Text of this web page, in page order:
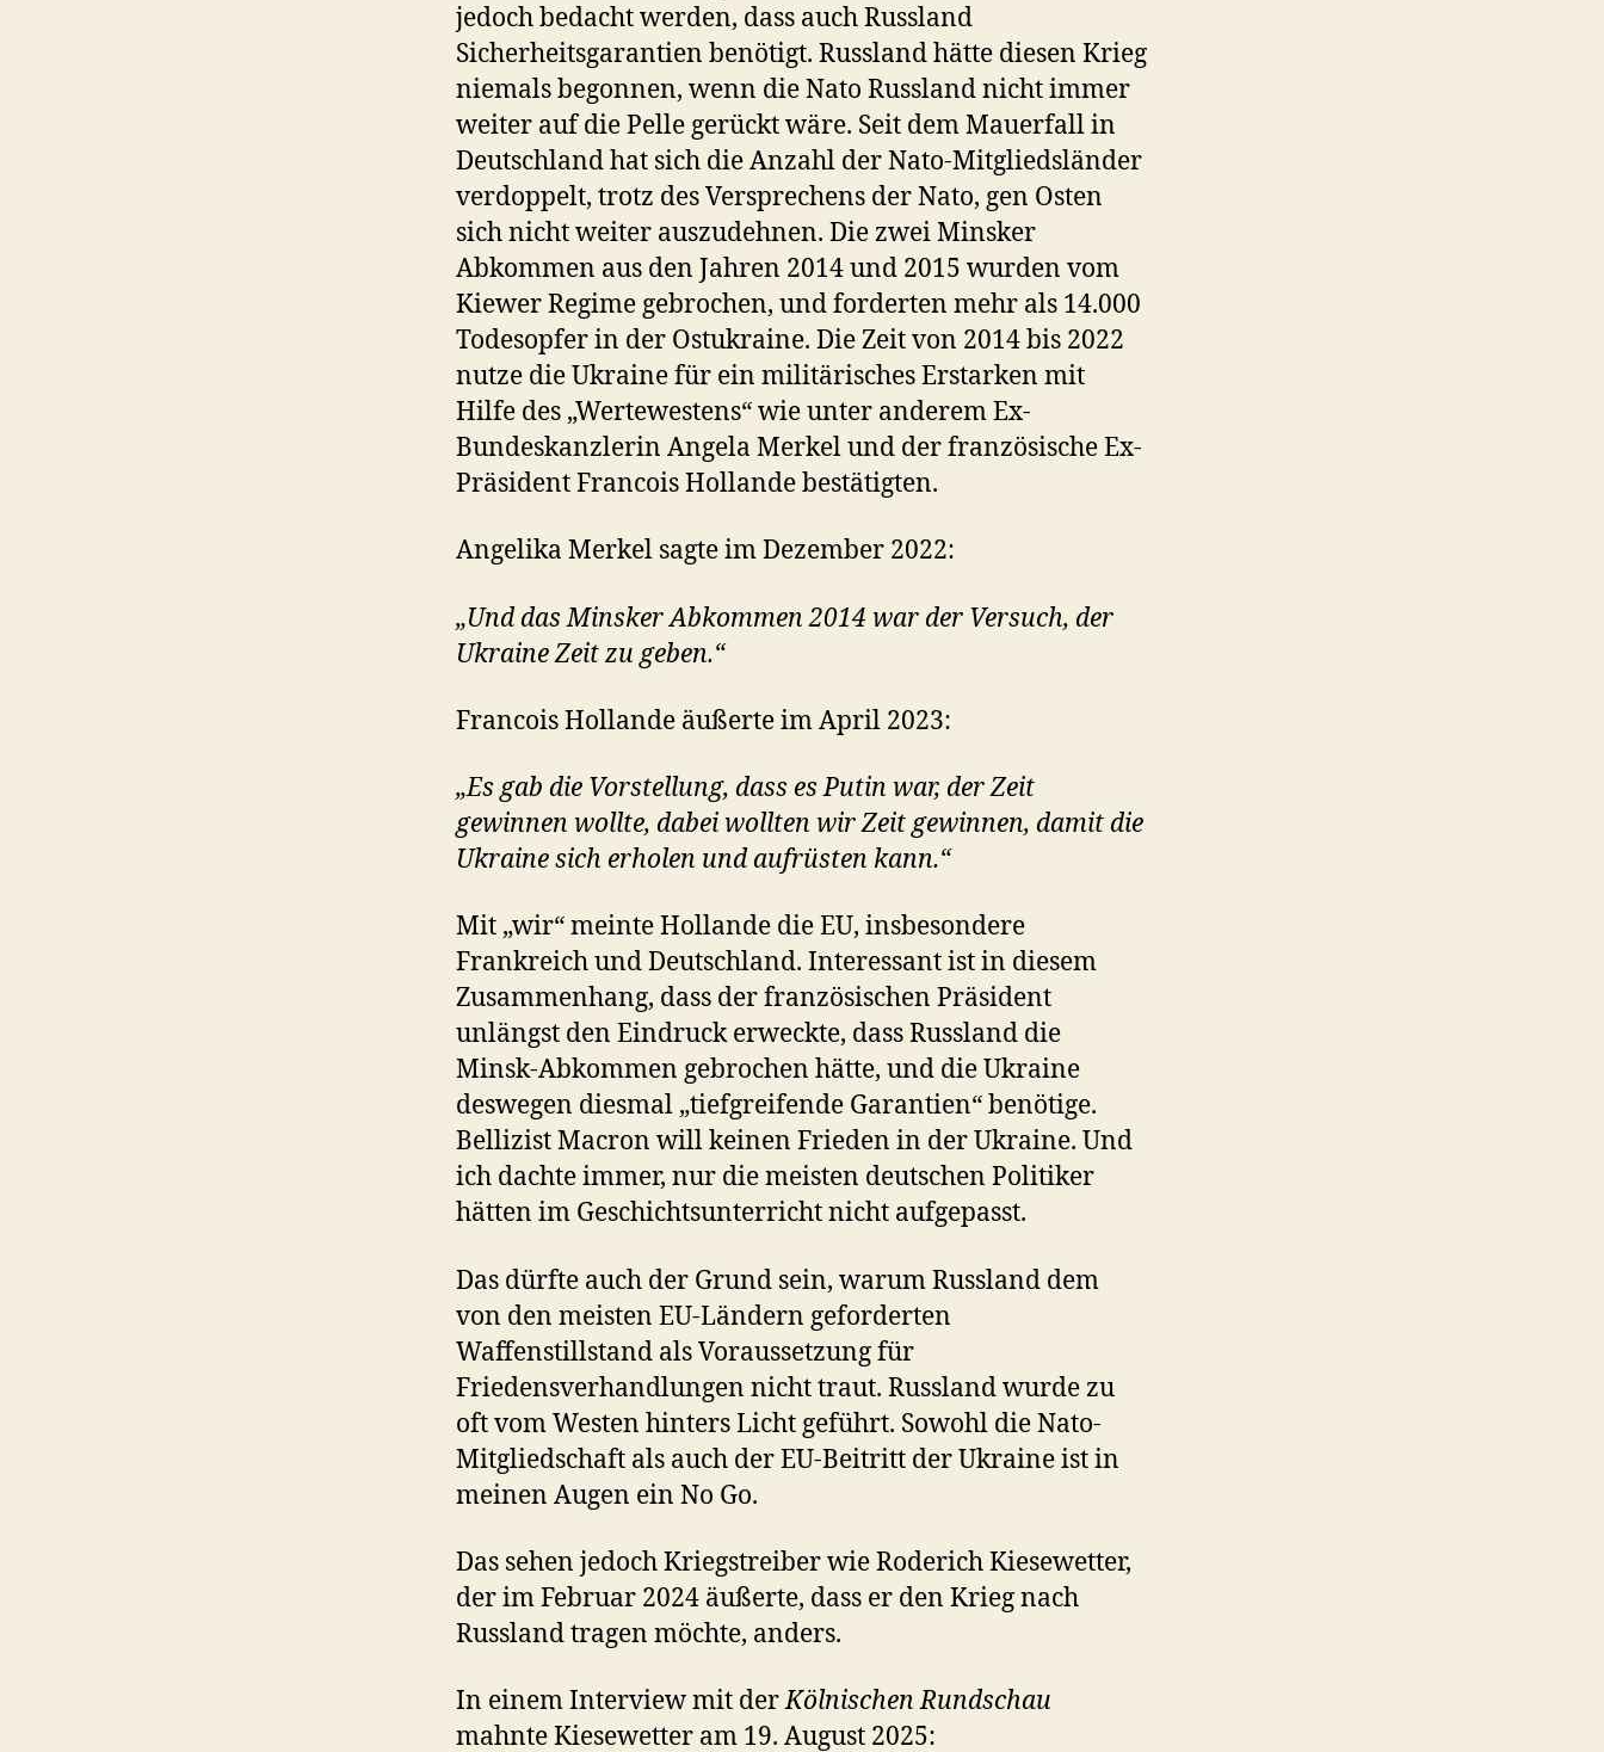
jedoch bedacht werden, dass auch Russland
Sicherheitsgarantien benötigt. Russland hätte diesen Krieg
niemals begonnen, wenn die Nato Russland nicht immer
weiter auf die Pelle gerückt wäre. Seit dem Mauerfall in
Deutschland hat sich die Anzahl der Nato-Mitgliedsländer
verdoppelt, trotz des Versprechens der Nato, gen Osten
sich nicht weiter auszudehnen. Die zwei Minsker
Abkommen aus den Jahren 2014 und 2015 wurden vom
Kiewer Regime gebrochen, und forderten mehr als 14.000
Todesopfer in der Ostukraine. Die Zeit von 2014 bis 2022
nutze die Ukraine für ein militärisches Erstarken mit
Hilfe des „Wertewestens“ wie unter anderem Ex-
Bundeskanzlerin Angela Merkel und der französische Ex-
Präsident Francois Hollande bestätigten.
Angelika Merkel sagte im Dezember 2022:
„Und das Minsker Abkommen 2014 war der Versuch, der
Ukraine Zeit zu geben.“
Francois Hollande äußerte im April 2023:
„Es gab die Vorstellung, dass es Putin war, der Zeit
gewinnen wollte, dabei wollten wir Zeit gewinnen, damit die
Ukraine sich erholen und aufrüsten kann.“
Mit „wir“ meinte Hollande die EU, insbesondere
Frankreich und Deutschland. Interessant ist in diesem
Zusammenhang, dass der französischen Präsident
unlängst den Eindruck erweckte, dass Russland die
Minsk-Abkommen gebrochen hätte, und die Ukraine
deswegen diesmal „tiefgreifende Garantien“ benötige.
Bellizist Macron will keinen Frieden in der Ukraine. Und
ich dachte immer, nur die meisten deutschen Politiker
hätten im Geschichtsunterricht nicht aufgepasst.
Das dürfte auch der Grund sein, warum Russland dem
von den meisten EU-Ländern geforderten
Waffenstillstand als Voraussetzung für
Friedensverhandlungen nicht traut. Russland wurde zu
oft vom Westen hinters Licht geführt. Sowohl die Nato-
Mitgliedschaft als auch der EU-Beitritt der Ukraine ist in
meinen Augen ein No Go.
Das sehen jedoch Kriegstreiber wie Roderich Kiesewetter,
der im Februar 2024 äußerte, dass er den Krieg nach
Russland tragen möchte, anders.
In einem Interview mit derKölnischen Rundschau
mahnte Kiesewetter am 19. August 2025: